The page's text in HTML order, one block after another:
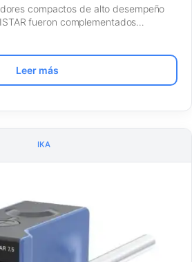
compactos de alto desempeño
fueron complementados…
Leer más
IKA